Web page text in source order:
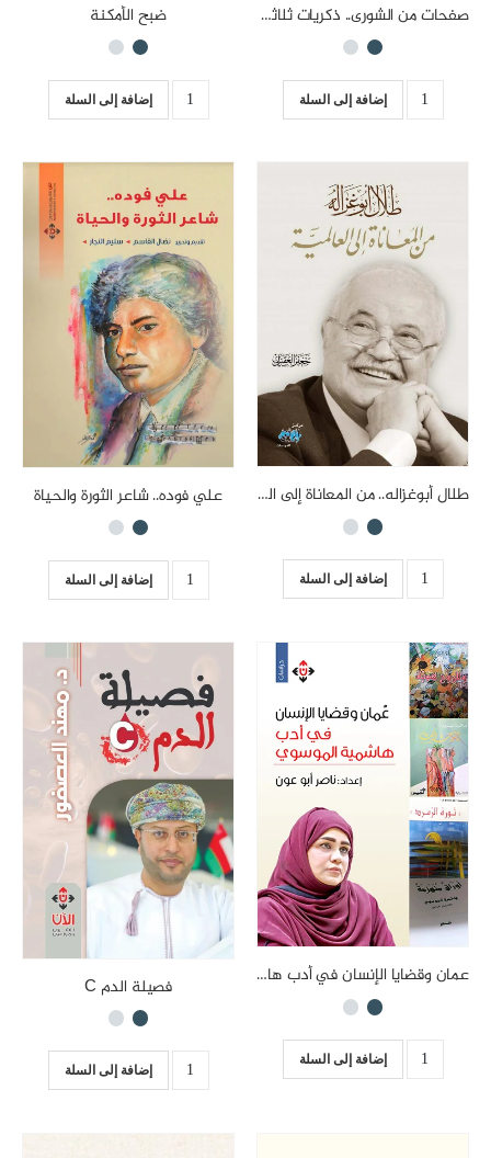
صفحات من الشورى.. ذكريات ثلاثة عقود (1985-2016)
إضافة إلى السلة
ضبح الأمكنة
إضافة إلى السلة
طلال أبوغزاله.. من المعاناة إلى العالمية
إضافة إلى السلة
علي فوده.. شاعر الثورة والحياة
إضافة إلى السلة
عمان وقضايا الإنسان في أدب هاشمية الموسوي
إضافة إلى السلة
فصيلة الدم C
إضافة إلى السلة